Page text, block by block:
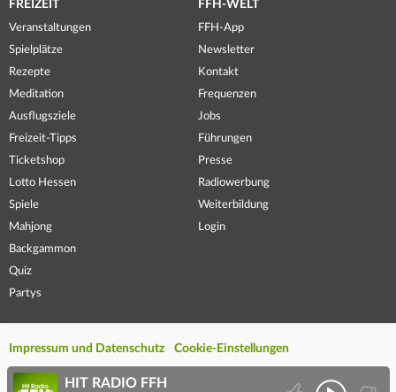
FREIZEIT
Veranstaltungen
Spielplätze
Rezepte
Meditation
Ausflugsziele
Freizeit-Tipps
Ticketshop
Lotto Hessen
Spiele
Mahjong
Backgammon
Quiz
Partys
FFH-WELT
FFH-App
Newsletter
Kontakt
Frequenzen
Jobs
Führungen
Presse
Radiowerbung
Weiterbildung
Login
Impressum und Datenschutz Cookie-Einstellungen
HIT RADIO FFH